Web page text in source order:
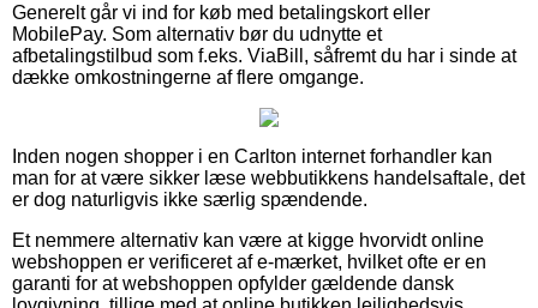
Generelt går vi ind for køb med betalingskort eller
MobilePay. Som alternativ bør du udnytte et
afbetalingstilbud som f.eks. ViaBill, såfremt du har i sinde at
dække omkostningerne af flere omgange.
Inden nogen shopper i en Carlton internet forhandler kan
man for at være sikker læse webbutikkens handelsaftale, det
er dog naturligvis ikke særlig spændende.
Et nemmere alternativ kan være at kigge hvorvidt online
webshoppen er verificeret af e-mærket, hvilket ofte er en
garanti for at webshoppen opfylder gældende dansk